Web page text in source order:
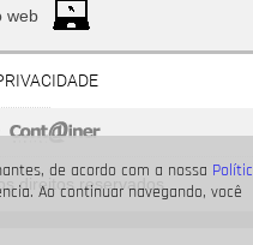
de acordo com a nossa
Ao continuar navegando, você
Hailey Bieber...
de Shawn Mendes
web
direitos reservados